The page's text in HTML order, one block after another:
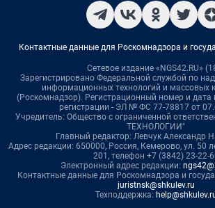
Контактные данные для Роскомнадзора и
Сетевое издание «NGS42.RU»
Зарегистрировано Федеральной службой по
информационных технологий и массовых
(Роскомнадзор). Регистрационный номер и дата
регистрации - ЭЛ № ФС 77-78817 от
Учредитель: Общество с ограниченной
ТЕХНОЛОГИИ"
Главный редактор: Левчук Александр
Адрес редакции: 650000, Россия, Кемерово, ул. 50
201, телефон +7 (3842) 23-22-
Электронный адрес редакции:
Контактные данные для Роскомнадзора и
juristnsk@shkulev.ru
Техподдержка: